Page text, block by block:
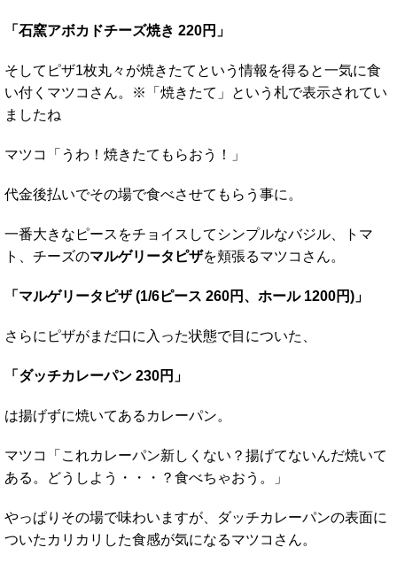
「石窯アボカドチーズ焼き 220円」
そしてピザ1枚丸々が焼きたてという情報を得ると一気に食
い付くマツコさん。※「焼きたて」という札で表示されてい
ましたね
マツコ「うわ！焼きたてもらおう！」
代金後払いでその場で食べさせてもらう事に。
一番大きなピースをチョイスしてシンプルなバジル、トマ
ト、チーズのマルゲリータピザを頬張るマツコさん。
「マルゲリータピザ (1/6ピース 260円、ホール 1200円)」
さらにピザがまだ口に入った状態で目についた、
「ダッチカレーパン 230円」
は揚げずに焼いてあるカレーパン。
マツコ「これカレーパン新しくない？揚げてないんだ焼いて
ある。どうしよう・・・？食べちゃおう。」
やっぱりその場で味わいますが、ダッチカレーパンの表面に
ついたカリカリした食感が気になるマツコさん。